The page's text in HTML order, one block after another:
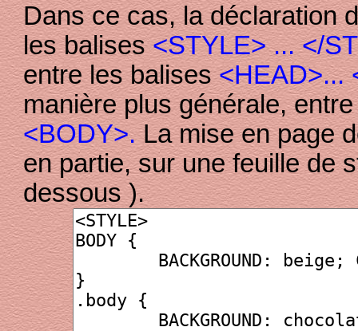
Dans ce cas, la déclaration
les balises<STYLE> ... </
entre les balises<HEAD>...
manière plus générale,
<BODY>.La mise en page
en partie, sur une feuille de
dessous ).